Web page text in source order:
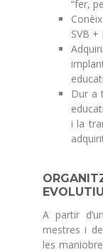
“fer,
SVB +
Dur a
i la
A partir
mestres i
les